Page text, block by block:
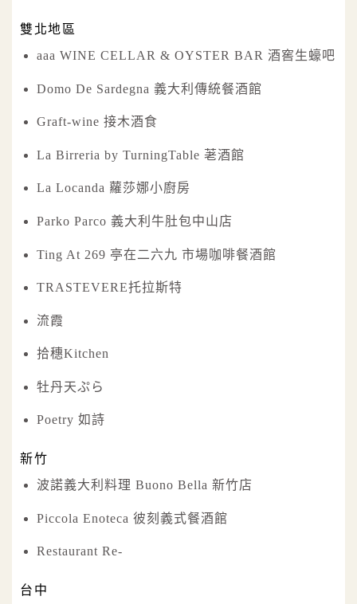
雙北地區
aaa WINE CELLAR & OYSTER BAR 酒窖生蠔吧
Domo De Sardegna 義大利傳統餐酒館
Graft-wine 接木酒食
La Birreria by TurningTable 荖酒館
La Locanda 蘿莎娜小廚房
Parko Parco 義大利牛肚包中山店
Ting At 269 亭在二六九 市場咖啡餐酒館
TRASTEVERE托拉斯特
流霞
拾穗Kitchen
牡丹天ぷら
Poetry 如詩
新竹
波諾義大利料理 Buono Bella 新竹店
Piccola Enoteca 彼刻義式餐酒館
Restaurant Re-
台中